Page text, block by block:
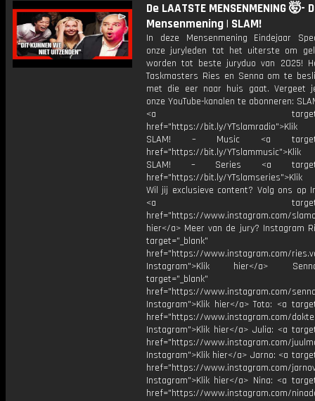
De LAATSTE MENSENMENING 🤯-
Mensenmening | SLAM!
In deze Mensenmening Eindejaar
onze juryleden tot het uiterste om
worden tot beste juryduo van 2025!
Taskmasters Ries en Senna om te
met die eer naar huis gaat. Vergeet
onze YouTube-kanalen te abonneren:
<a
href="https://bit.ly/
SLAM! – Music <a
href="https://bit.ly/
SLAM! – Series <a
href="https://bit.ly/
Wil jij exclusieve content? Volg ons op
<a
href="https://www.instagram.com/
hier</a> Meer van de jury? Instagram
target="_blank"
href="https://www.instagram.com/
Instagram">Klik hier</a>
target="_blank"
href="https://www.instagram.com/
Instagram">Klik hier</a> Toto: <a
href="https://www.instagram.com/
Instagram">Klik hier</a> Julia: <a
href="https://www.instagram.com/
Instagram">Klik hier</a> Jarno: <a
href="https://www.instagram.com/
Instagram">Klik hier</a> Nina: <a
href="https://www.instagram.com/